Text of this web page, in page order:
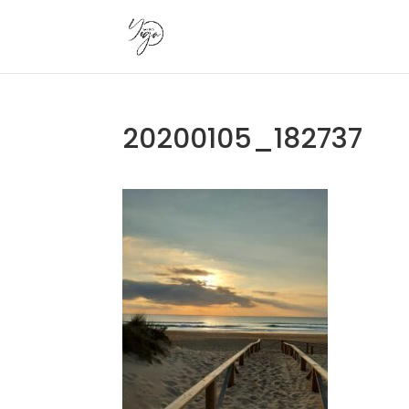
20200105_182737